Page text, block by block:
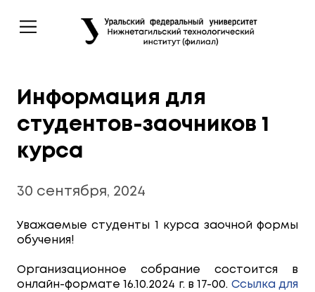
Информация для
студентов-заочников 1
курса
30 сентября, 2024
Уважаемые студенты 1 курса заочной формы
обучения!
Организационное собрание состоится в
онлайн-формате 16.10.2024 г. в 17-00. Ссылка для